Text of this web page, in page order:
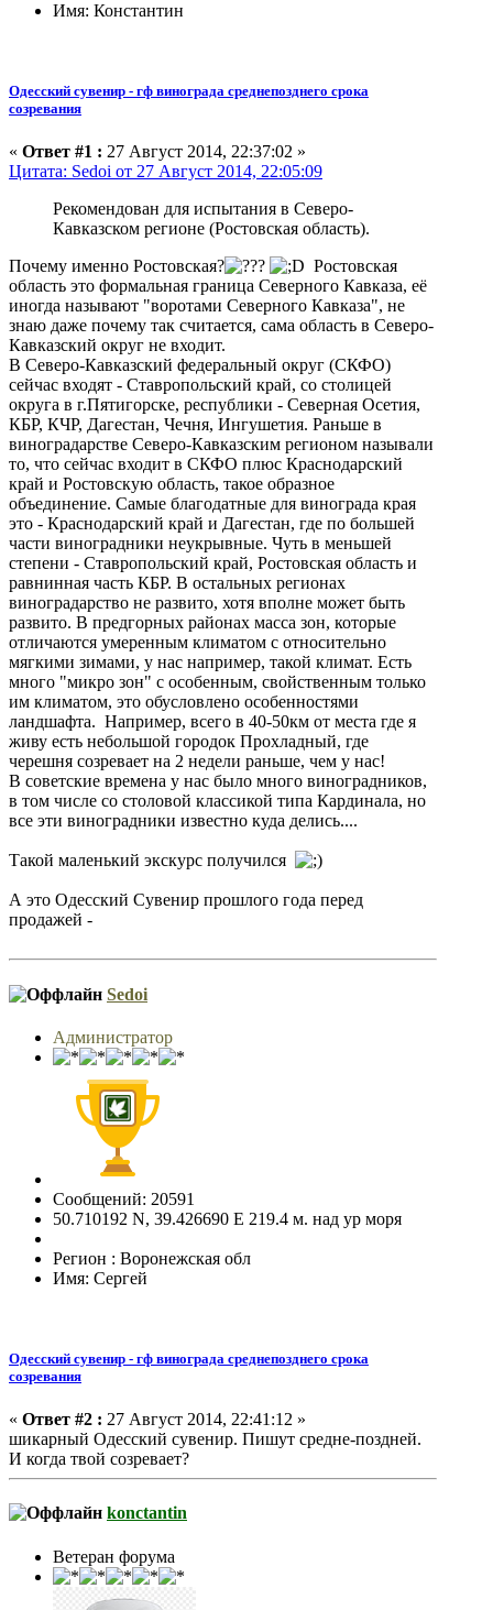
Имя: Константин
Одесский сувенир - гф винограда среднепозднего срока
созревания
« Ответ #1 : 27 Август 2014, 22:37:02 »
Цитата: Sedoi от 27 Август 2014, 22:05:09
Рекомендован для испытания в Северо-
Кавказском регионе (Ростовская область).
Почему именно Ростовская?
Ростовская
область это формальная граница Северного Кавказа, её
иногда называют "воротами Северного Кавказа", не
знаю даже почему так считается, сама область в Северо-
Кавказский округ не входит.
В Северо-Кавказский федеральный округ (СКФО)
сейчас входят - Ставропольский край, со столицей
округа в г.Пятигорске, республики - Северная Осетия,
КБР, КЧР, Дагестан, Чечня, Ингушетия. Раньше в
виноградарстве Северо-Кавказским регионом называли
то, что сейчас входит в СКФО плюс Краснодарский
край и Ростовскую область, такое образное
объединение. Самые благодатные для винограда края
это - Краснодарский край и Дагестан, где по большей
части виноградники неукрывные. Чуть в меньшей
степени - Ставропольский край, Ростовская область и
равнинная часть КБР. В остальных регионах
виноградарство не развито, хотя вполне может быть
развито. В предгорных районах масса зон, которые
отличаются умеренным климатом с относительно
мягкими зимами, у нас например, такой климат. Есть
много "микро зон" с особенным, свойственным только
им климатом, это обусловлено особенностями
ландшафта. Например, всего в 40-50км от места где я
живу есть небольшой городок Прохладный, где
черешня созревает на 2 недели раньше, чем у нас!
В советские времена у нас было много виноградников,
в том числе со столовой классикой типа Кардинала, но
все эти виноградники известно куда делись....
Такой маленький экскурс получился
А это Одесский Сувенир прошлого года перед
продажей -
Sedoi
Администратор
Сообщений: 20591
50.710192 N, 39.426690 E 219.4 м. над ур моря
Регион : Воронежская обл
Имя: Сергей
Одесский сувенир - гф винограда среднепозднего срока
созревания
« Ответ #2 : 27 Август 2014, 22:41:12 »
шикарный Одесский сувенир. Пишут средне-поздней.
И когда твой созревает?
konctantin
Ветеран форума